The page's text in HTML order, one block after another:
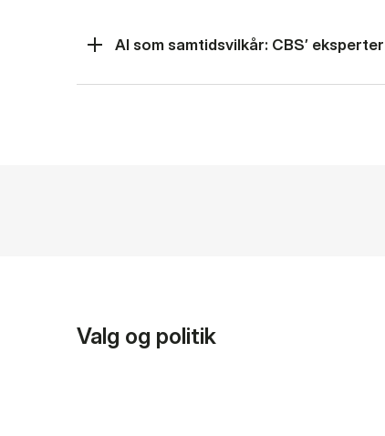
AI som samtidsvilkår: CBS’
Valg og politik